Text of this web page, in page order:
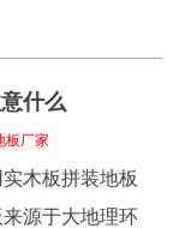
什么
板厂家
木板拼装地板
源于大地理环